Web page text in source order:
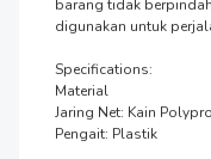
barang tidak
digunakan untuk
Specifications:
Material
Jaring Net: Kain
Pengait: Plastik